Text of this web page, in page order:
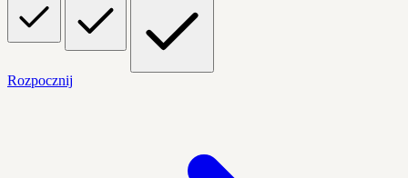
Rozpocznij